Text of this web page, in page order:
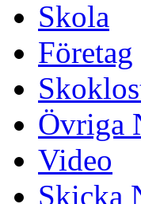
Skola
Företag
Övriga
Video
Skicka